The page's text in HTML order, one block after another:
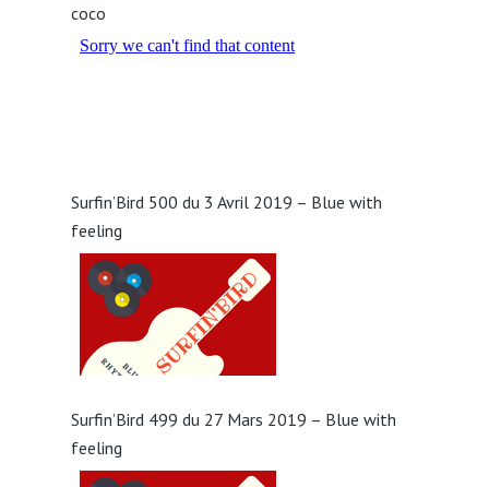
coco
Surfin’Bird 500 du 3 Avril 2019 – Blue with
feeling
Surfin’Bird 499 du 27 Mars 2019 – Blue with
feeling